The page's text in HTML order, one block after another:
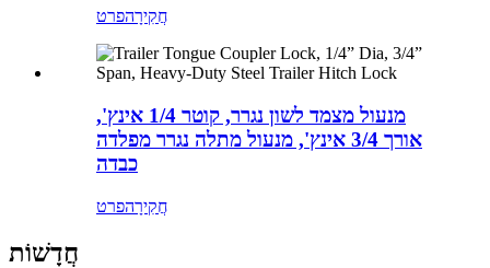
חֲקִירָהפרט
מנעול מצמד לשון נגרר, קוטר 1/4 אינץ',
אורך 3/4 אינץ', מנעול מתלה נגרר מפלדה
כבדה
חֲקִירָהפרט
חֲדָשׁוֹת